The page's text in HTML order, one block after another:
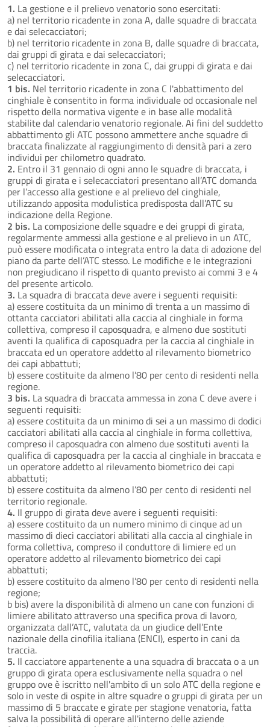
1. La gestione e il prelievo venatorio sono esercitati:
a) nel territorio ricadente in zona A, dalle squadre di braccata
e dai selecacciatori;
b) nel territorio ricadente in zona B, dalle squadre di braccata,
dai gruppi di girata e dai selecacciatori;
c) nel territorio ricadente in zona C, dai gruppi di girata e dai
selecacciatori.
1 bis. Nel territorio ricadente in zona C l'abbattimento del
cinghiale è consentito in forma individuale od occasionale nel
rispetto della normativa vigente e in base alle modalità
stabilite dal calendario venatorio regionale. Ai fini del suddetto
abbattimento gli ATC possono ammettere anche squadre di
braccata finalizzate al raggiungimento di densità pari a zero
individui per chilometro quadrato.
2. Entro il 31 gennaio di ogni anno le squadre di braccata, i
gruppi di girata e i selecacciatori presentano all’ATC domanda
per l’accesso alla gestione e al prelievo del cinghiale,
utilizzando apposita modulistica predisposta dall’ATC su
indicazione della Regione.
2 bis. La composizione delle squadre e dei gruppi di girata,
regolarmente ammessi alla gestione e al prelievo in un ATC,
può essere modificata o integrata entro la data di adozione del
piano da parte dell’ATC stesso. Le modifiche e le integrazioni
non pregiudicano il rispetto di quanto previsto ai commi 3 e 4
del presente articolo.
3. La squadra di braccata deve avere i seguenti requisiti:
a) essere costituita da un minimo di trenta a un massimo di
ottanta cacciatori abilitati alla caccia al cinghiale in forma
collettiva, compreso il caposquadra, e almeno due sostituti
aventi la qualifica di caposquadra per la caccia al cinghiale in
braccata ed un operatore addetto al rilevamento biometrico
dei capi abbattuti;
b) essere costituite da almeno l’80 per cento di residenti nella
regione.
3 bis. La squadra di braccata ammessa in zona C deve avere i
seguenti requisiti:
a) essere costituita da un minimo di sei a un massimo di dodici
cacciatori abilitati alla caccia al cinghiale in forma collettiva,
compreso il caposquadra con almeno due sostituti aventi la
qualifica di caposquadra per la caccia al cinghiale in braccata e
un operatore addetto al rilevamento biometrico dei capi
abbattuti;
b) essere costituita da almeno l’80 per cento di residenti nel
territorio regionale.
4. Il gruppo di girata deve avere i seguenti requisiti:
a) essere costituito da un numero minimo di cinque ad un
massimo di dieci cacciatori abilitati alla caccia al cinghiale in
forma collettiva, compreso il conduttore di limiere ed un
operatore addetto al rilevamento biometrico dei capi
abbattuti;
b) essere costituito da almeno l’80 per cento di residenti nella
regione;
b bis) avere la disponibilità di almeno un cane con funzioni di
limiere abilitato attraverso una specifica prova di lavoro,
organizzata dall’ATC, valutata da un giudice dell’Ente
nazionale della cinofilia italiana (ENCI), esperto in cani da
traccia.
5. Il cacciatore appartenente a una squadra di braccata o a un
gruppo di girata opera esclusivamente nella squadra o nel
gruppo ove è iscritto nell'ambito di un solo ATC della regione e
solo in veste di ospite in altre squadre o gruppi di girata per un
massimo di 5 braccate e girate per stagione venatoria, fatta
salva la possibilità di operare all'interno delle aziende